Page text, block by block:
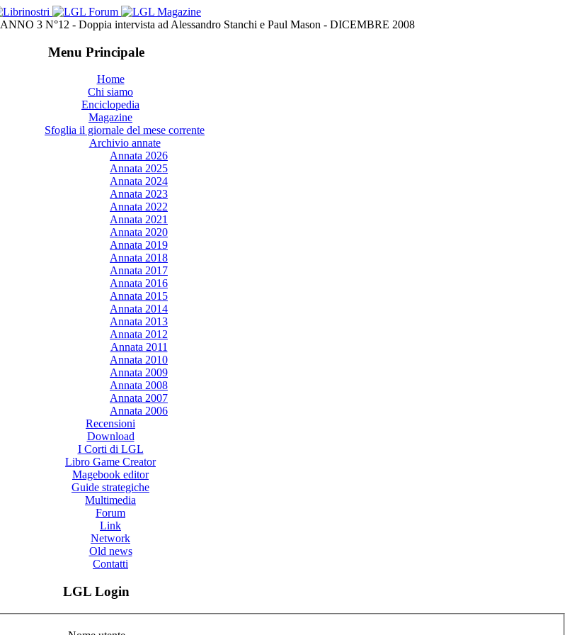
ANNO 3 N°12 - Doppia intervista ad Alessandro Stanchi e Paul Mason - DICEMBRE 2008
Menu Principale
Home
Chi siamo
Enciclopedia
Magazine
Sfoglia il giornale del mese corrente
Archivio annate
Annata 2026
Annata 2025
Annata 2024
Annata 2023
Annata 2022
Annata 2021
Annata 2020
Annata 2019
Annata 2018
Annata 2017
Annata 2016
Annata 2015
Annata 2014
Annata 2013
Annata 2012
Annata 2011
Annata 2010
Annata 2009
Annata 2008
Annata 2007
Annata 2006
Recensioni
Download
I Corti di LGL
Libro Game Creator
Magebook editor
Guide strategiche
Multimedia
Forum
Link
Network
Old news
Contatti
LGL Login